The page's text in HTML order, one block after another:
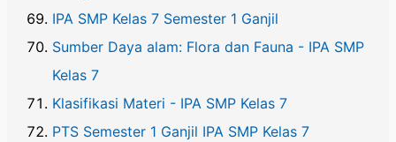
IPA SMP Kelas 7 Semester 1 Ganjil
Sumber Daya alam: Flora dan Fauna - IPA SMP
Kelas 7
Klasifikasi Materi - IPA SMP Kelas 7
PTS Semester 1 Ganjil IPA SMP Kelas 7